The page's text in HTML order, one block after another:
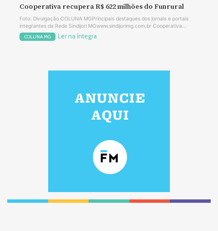
Cooperativa recupera R$ 622 milhões do Funrural
Foto: Divulgação COLUNA MGPrincipais destaques dos jornais e portais
integrantes da Rede Sindijori MGwww.sindijorimg.com.br Cooperativa...
COLUNA MG Ler na íntegra